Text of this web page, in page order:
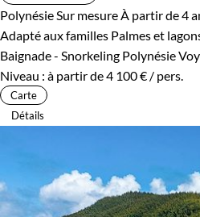
Polynésie Sur mesure À partir de 4
Adapté aux familles Palmes et
Baignade - Snorkeling Polynésie
Niveau : à partir de4 100 € / pers.
Carte
Détails